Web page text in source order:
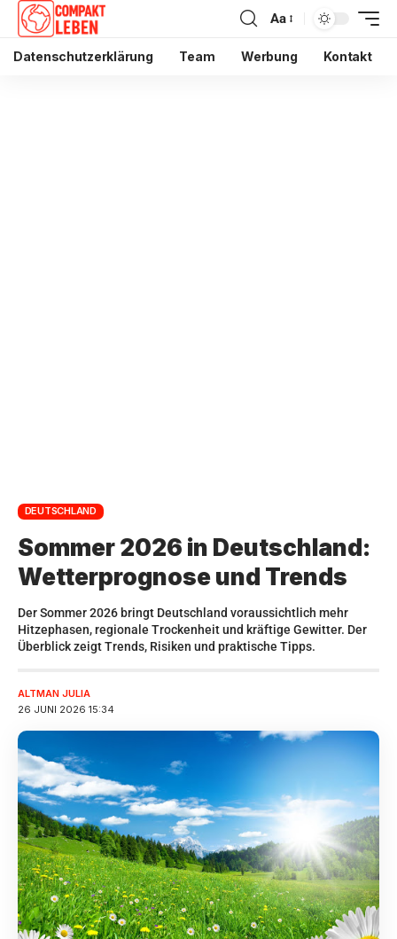
Aa
Datenschutzerklärung Team Werbung Kontakt
DEUTSCHLAND
Sommer 2026 in Deutschland:
Wetterprognose und Trends
Der Sommer 2026 bringt Deutschland voraussichtlich mehr
Hitzephasen, regionale Trockenheit und kräftige Gewitter. Der
Überblick zeigt Trends, Risiken und praktische Tipps.
26 JUNI 2026 15:34
ALTMAN JULIA